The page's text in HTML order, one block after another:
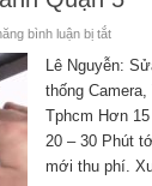
bình luận bị tắtở
Mực
Máy
In
Tân
Thành
Quận
5
Lê Nguyễn:
thống
Tphcm Hơn
20 – 30 Phút
mới thu phí.